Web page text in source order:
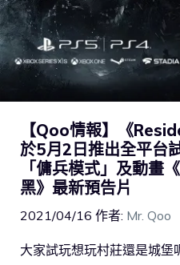
【Qoo情報】《
於5月2日推出全平
「傭兵模式」及動畫
黑》最新預告片
2021/04/16 作者: Mr. Qoo
大家試玩想玩村莊還是城堡